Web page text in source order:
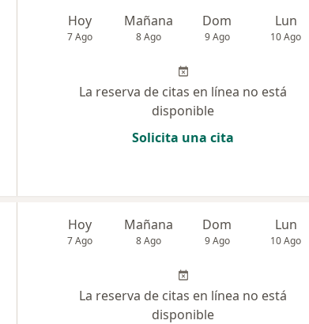
Hoy
7 Ago
Mañana
8 Ago
Dom
9 Ago
Lun
10 Ago
La reserva de citas en línea no está
disponible
Solicita una cita
Hoy
7 Ago
Mañana
8 Ago
Dom
9 Ago
Lun
10 Ago
La reserva de citas en línea no está
disponible